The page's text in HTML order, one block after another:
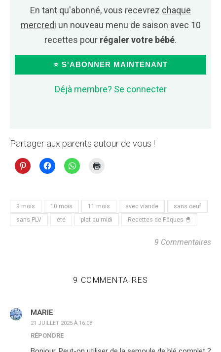
En tant qu'abonné, vous recevrez chaque
mercredi un nouveau menu de saison avec 10
recettes pour régaler votre bébé.
⭐ S'ABONNER MAINTENANT
Déjà membre? Se connecter
Partager aux parents autour de vous !
9 mois 10 mois 11 mois avec viande
sans oeuf
sans PLV
été plat du midi Recettes de Pâques 🐣
9 Commentaires
9 COMMENTAIRES
MARIE
21 JUILLET 2025 À 16:08
RÉPONDRE